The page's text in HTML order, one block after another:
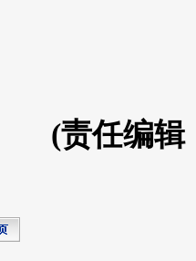
(责任编辑